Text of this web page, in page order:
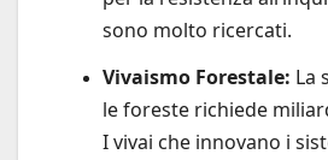
sono molto ricercati.
Vivaismo Forestale: La
le foreste richiede
I vivai che innovano i